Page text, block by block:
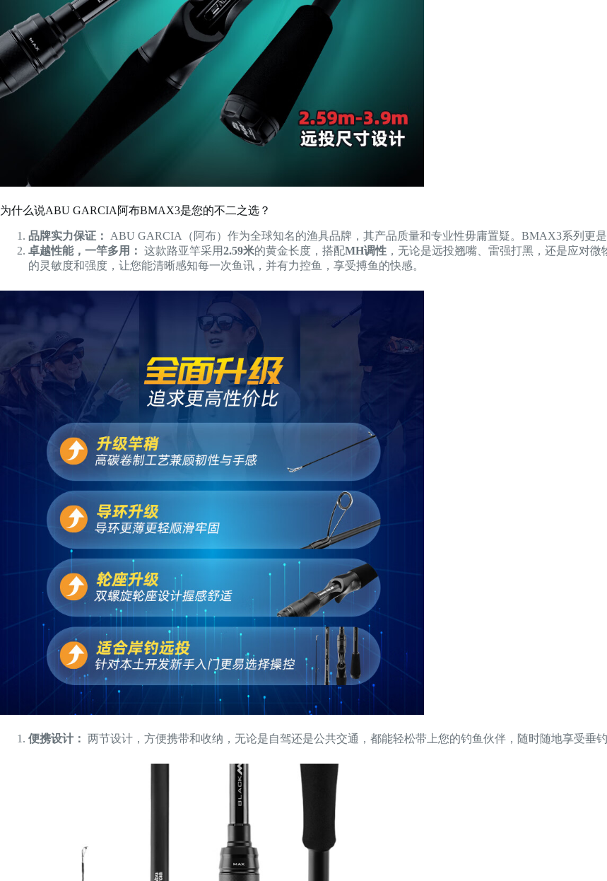
为什么说ABU GARCIA阿布BMAX3是您的不二之选？
品牌实力保证：
ABU GARCIA（阿布）作为全球知名的渔具品牌，其产品质量和专业性毋庸置疑。BMAX3系列更
卓越性能，一竿多用： 这款路亚竿采用2.59米的黄金长度，搭配MH调性 ，无论是远投翘嘴、雷强打黑，还是应对
的灵敏度和强度，让您能清晰感知每一次鱼讯，并有力控鱼，享受搏鱼的快感。
便携设计： 两节设计，方便携带和收纳，无论是自驾还是公共交通，都能轻松带上您的钓鱼伙伴，随时随地享受垂钓